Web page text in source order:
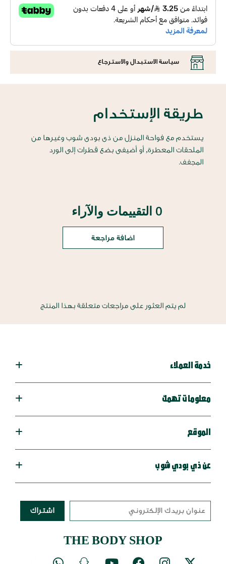
سياسة الاستبدال والاسترجاع
طريقة الإستخدام
يستخدم مع فواحة المنزل من ذى بودى شوب وغيرها من
الملحقات المعطرة, أو أضيفى بضع قطرات إلى الورد
المجفف.
0 التقييمات والآراء
اضافة مراجعة
لم يتم العثور على مراجعات متعلقة بهذا المنتج
خدمة العملاء
معلومات تهمك
الموقع
عن ذي بودي شوب
اشتراك
THE BODY SHOP